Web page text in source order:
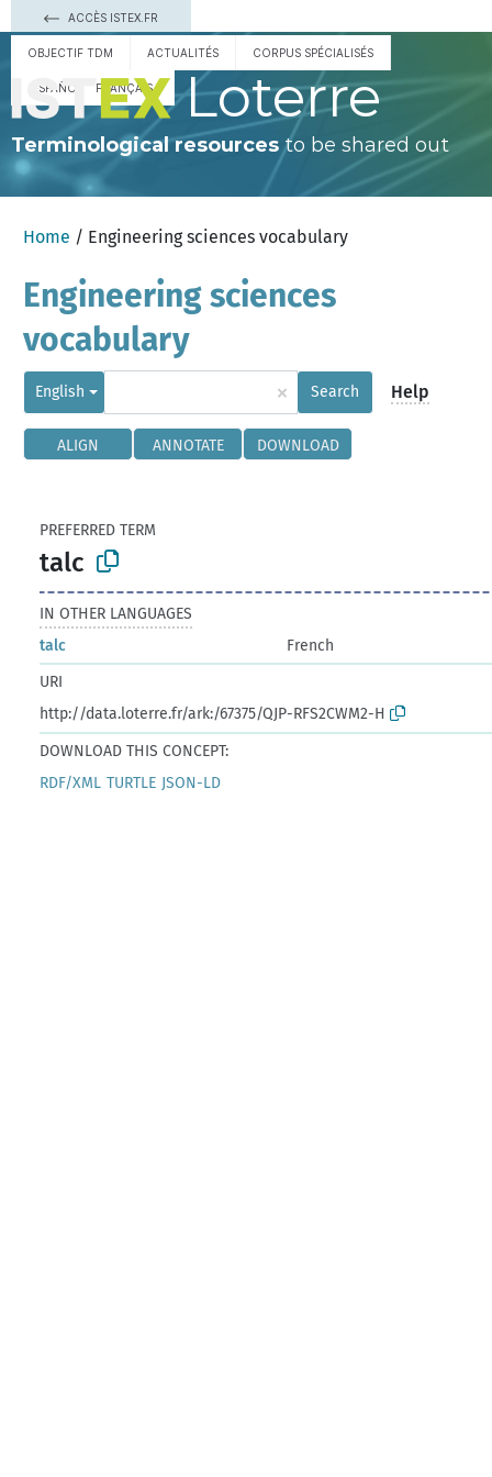
ACCÈS ISTEX.FR
OBJECTIF TDM ACTUALITÉS CORPUS SPÉCIALISÉS
ESPAÑOL FRANÇAIS Loterre
Terminological resourcesto be shared out
Home / Engineering sciences vocabulary
Engineering sciences
vocabulary
English × Search Help
ALIGN ANNOTATE DOWNLOAD
PREFERRED TERM
talc
IN OTHER LANGUAGES
talc
French
URI
http://data.loterre.fr/ark:/67375/QJP-RFS2CWM2-H
DOWNLOAD THIS CONCEPT:
RDF/XML TURTLE JSON-LD